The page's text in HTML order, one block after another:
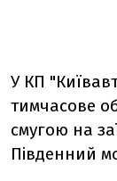
У КП
тимчасове
смугою на
Південний